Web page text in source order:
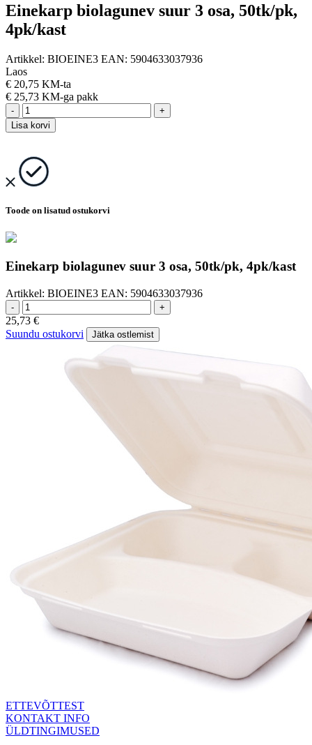
Einekarp biolagunev suur 3 osa, 50tk/pk,
4pk/kast
Artikkel: BIOEINE3 EAN: 5904633037936
Laos
€ 20,75 KM-ta
€ 25,73 KM-ga pakk
-
+
Lisa korvi
Toode on lisatud ostukorvi
Einekarp biolagunev suur 3 osa, 50tk/pk, 4pk/kast
Artikkel: BIOEINE3 EAN: 5904633037936
- +
25,73 €
Suundu ostukorvi
Jätka ostlemist
ETTEVÕTTEST
KONTAKT INFO
ÜLDTINGIMUSED